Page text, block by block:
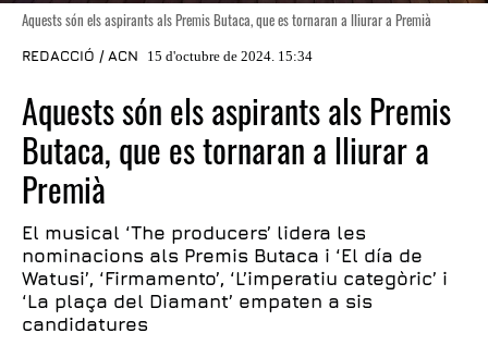
Aquests són els aspirants als Premis Butaca, que es tornaran a lliurar a Premià
REDACCIÓ / ACN 15 d'octubre de 2024. 15:34
Aquests són els aspirants als Premis
Butaca, que es tornaran a lliurar a
Premià
El musical ‘The producers’ lidera les
nominacions als Premis Butaca i ‘El día de
Watusi’, ‘Firmamento’, ‘L’imperatiu categòric’ i
‘La plaça del Diamant’ empaten a sis
candidatures